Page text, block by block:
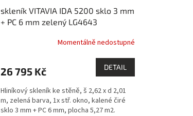
A
R
M
A
skleník VITAVIA IDA 5200 sklo 3 mm
+ PC 6 mm zelený LG4643
Momentálně nedostupné
26 795 Kč DETAIL
Hliníkový skleník ke stěně, š 2,62 x d 2,01
m, zelená barva, 1x stř. okno, kalené čiré
sklo 3 mm + PC 6 mm, plocha 5,27 m2.